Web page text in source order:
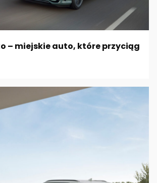
– miejskie auto, które przyciąg